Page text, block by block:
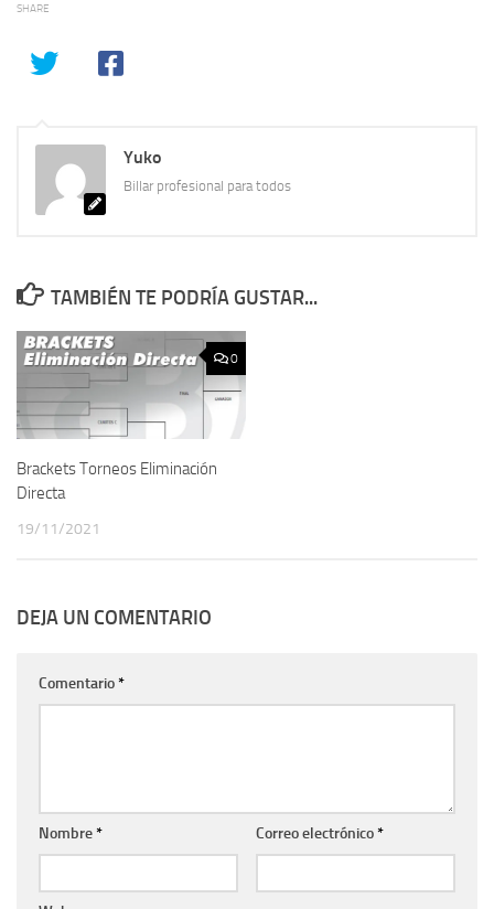
SHARE
Yuko
Billar profesional para todos
TAMBIÉN TE PODRÍA GUSTAR...
0
Brackets Torneos Eliminación
Directa
19/11/2021
DEJA UN COMENTARIO
Comentario*
Nombre* Correo electrónico*